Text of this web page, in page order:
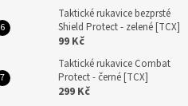
Taktické rukavice bezprsté
Shield Protect - zelené [TCX]
99 Kč
Taktické rukavice Combat
Protect - černé [TCX]
299 Kč